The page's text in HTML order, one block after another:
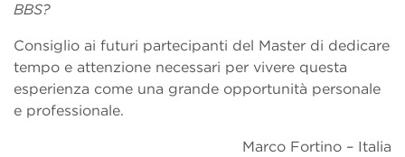
BBS?
Consiglio ai futuri partecipanti del Master di dedicare
tempo e attenzione necessari per vivere questa
esperienza come una grande opportunità personale
e professionale.
Marco Fortino – Italia